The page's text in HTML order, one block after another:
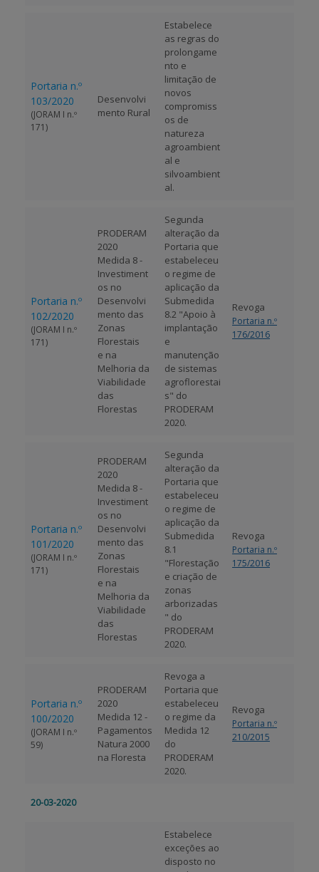
Portaria n.º
103/2020
(JORAM I n.º
171)
Desenvolvi
mento Rural
Estabelece
as regras do
prolongame
nto e
limitação de
novos
compromiss
os de
natureza
agroambient
al e
silvoambient
al.
Portaria n.º
102/2020
(JORAM I n.º
171)
PRODERAM
2020
Medida 8 -
Investiment
os no
Desenvolvi
mento das
Zonas
Florestais
e na
Melhoria da
Viabilidade
das
Florestas
Segunda
alteração da
Portaria que
estabeleceu
o regime de
aplicação da
Submedida
8.2 "Apoio à
implantação
e
manutenção
de sistemas
agroflorestai
s" do
PRODERAM
2020.
Revoga
Portaria n.º
176/2016
Portaria n.º
101/2020
(JORAM I n.º
171)
PRODERAM
2020
Medida 8 -
Investiment
os no
Desenvolvi
mento das
Zonas
Florestais
e na
Melhoria da
Viabilidade
das
Florestas
Segunda
alteração da
Portaria que
estabeleceu
o regime de
aplicação da
Submedida
8.1
"Florestação
e criação de
zonas
arborizadas
" do
PRODERAM
2020.
Revoga
Portaria n.º
175/2016
Portaria n.º
100/2020
(JORAM I n.º
59)
PRODERAM
2020
Medida 12 -
Pagamentos
Natura 2000
na Floresta
Revoga a
Portaria que
estabeleceu
o regime da
Medida 12
do
PRODERAM
2020.
Revoga
Portaria n.º
210/2015
20-03-2020
Estabelece
exceções ao
disposto no